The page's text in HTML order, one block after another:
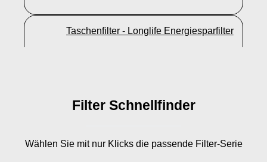
Taschenfilter - Longlife Energiesparfilter
Filter Schnellfinder
Wählen Sie mit nur Klicks die passende Filter-Serie